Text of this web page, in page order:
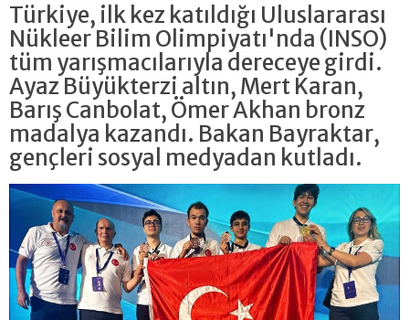
Türkiye, ilk kez katıldığı Uluslararası
Nükleer Bilim Olimpiyatı'nda (INSO)
tüm yarışmacılarıyla dereceye girdi.
Ayaz Büyükterzi altın, Mert Karan,
Barış Canbolat, Ömer Akhan bronz
madalya kazandı. Bakan Bayraktar,
gençleri sosyal medyadan kutladı.